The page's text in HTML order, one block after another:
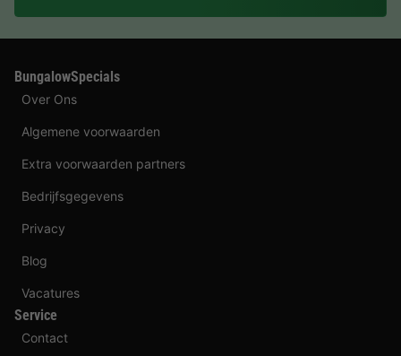
BungalowSpecials
Over Ons
Algemene voorwaarden
Extra voorwaarden partners
Bedrijfsgegevens
Privacy
Blog
Vacatures
Service
Contact